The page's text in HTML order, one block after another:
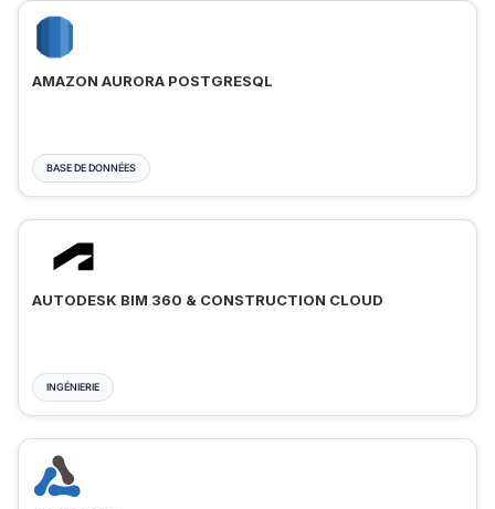
AMAZON AURORA POSTGRESQL
BASE DE DONNÉES
AUTODESK BIM 360 & CONSTRUCTION CLOUD
INGÉNIERIE